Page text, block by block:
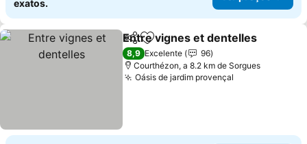
exatos.
PartilharAdicionar aos favoritos
Entre vignes et dentelles
8,9 Excelente
96
Courthézon, a 8.2 km de Sorgues
Oásis de jardim provençal